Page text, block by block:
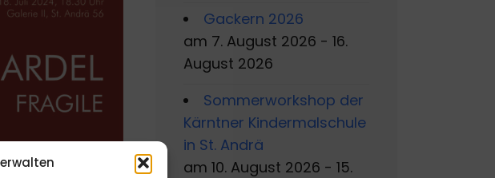
Gackern 2026
am 7. August 2026 - 16.
August 2026
Sommerworkshop der
Kärntner Kindermalschule
in St. Andrä
am 10. August 2026 - 15.